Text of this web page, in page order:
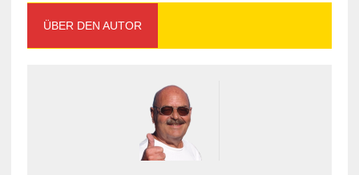
ÜBER DEN AUTOR